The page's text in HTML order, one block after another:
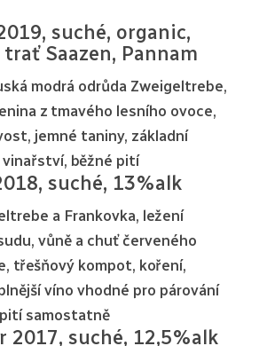
suché, organic,
Saazen, Pannam
modrá odrůda Zweigeltrebe,
z tmavého lesního ovoce,
jemné taniny, základní
běžné pití
suché, 13%alk
a Frankovka, ležení
vůně a chuť červeného
třešňový kompot, koření,
víno vhodné pro párování
samostatně
2017, suché, 12,5%alk